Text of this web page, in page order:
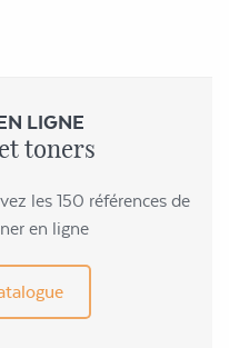
LIGNE
toners
les 150 références de
en ligne